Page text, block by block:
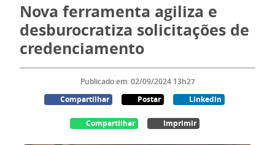
Nova ferramenta agiliza e
desburocratiza solicitações de
credenciamento
Publicado em: 02/09/2024 13h27
Compartilhar
Postar Linkedin
Compartilhar Imprimir